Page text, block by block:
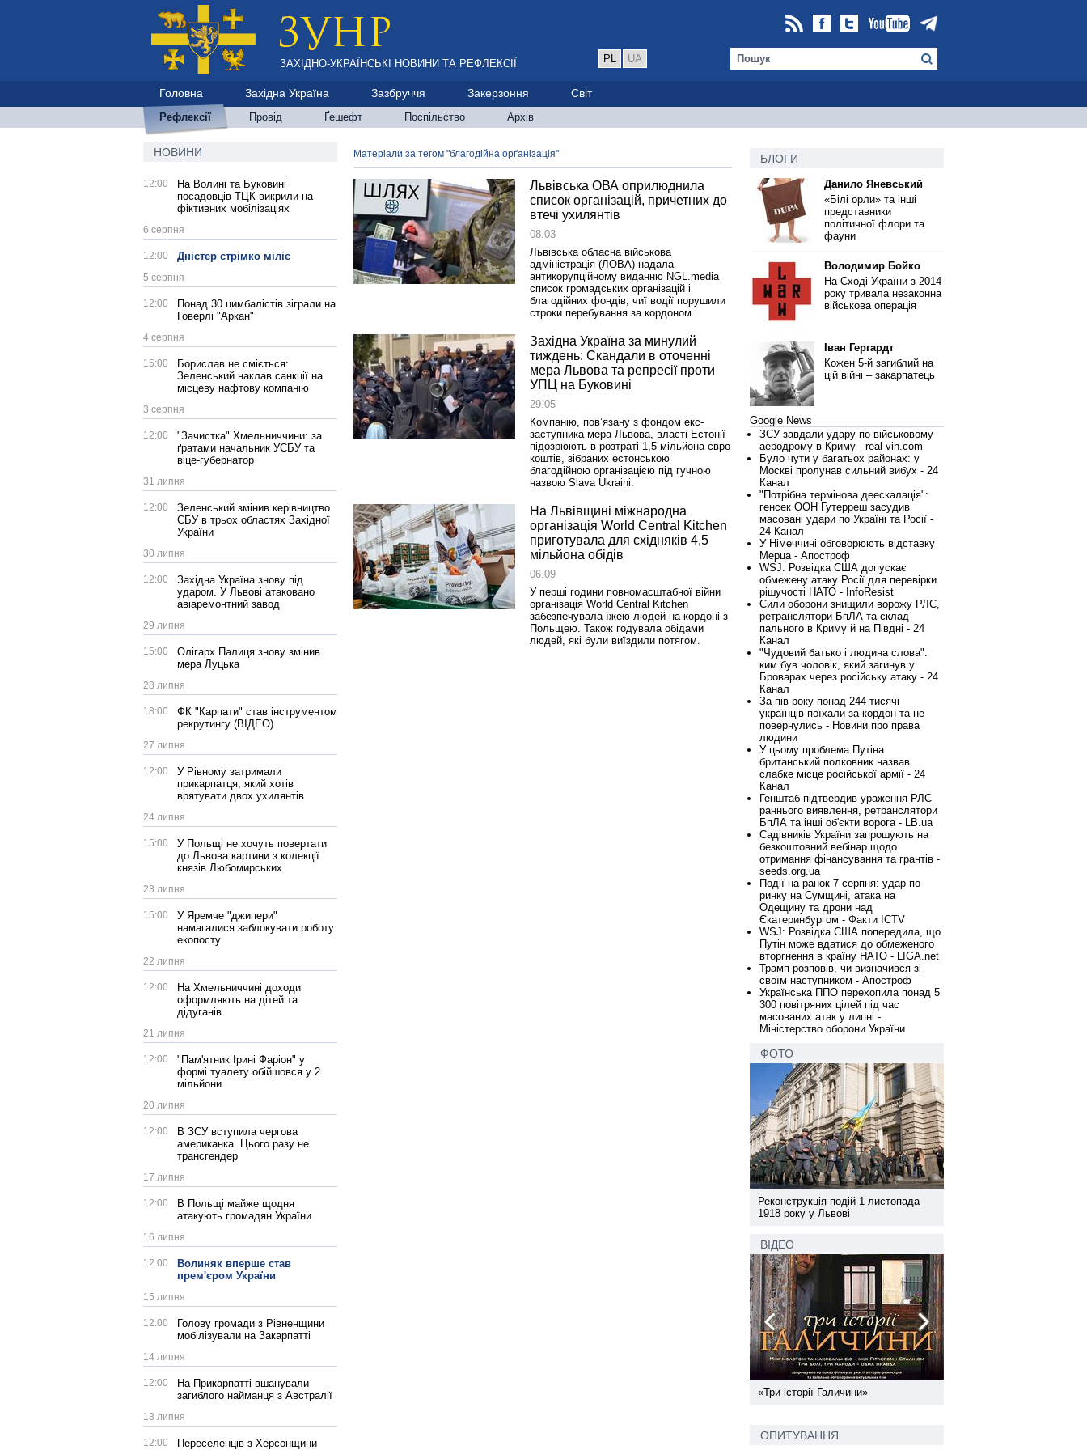
ЗАХІДНО-УКРАЇНСЬКІ НОВИНИ ТА РЕФЛЕКСІЇ PL UA
Головна Західна Україна Зазбруччя Закерзоння Світ
Рефлексії Провід Ґешефт Поспільство Архів
НОВИНИ
12:00
На Волині та Буковині
посадовців ТЦК викрили на
фіктивних мобілізаціях
6 серпня
12:00 Дністер стрімко міліє
5 серпня
12:00
Понад 30 цимбалістів зіграли на
Говерлі "Аркан"
4 серпня
15:00
Борислав не сміється:
Зеленський наклав санкції на
місцеву нафтову компанію
3 серпня
12:00
"Зачистка" Хмельниччини: за
ґратами начальник УСБУ та
віце-губернатор
31 липня
12:00
Зеленський змінив керівництво
СБУ в трьох областях Західної
України
30 липня
12:00
Західна Україна знову під
ударом. У Львові атаковано
авіаремонтний завод
29 липня
15:00
Олігарх Палиця знову змінив
мера Луцька
28 липня
18:00
ФК "Карпати" став інструментом
рекрутингу (ВІДЕО)
27 липня
12:00
У Рівному затримали
прикарпатця, який хотів
врятувати двох ухилянтів
24 липня
15:00
У Польщі не хочуть повертати
до Львова картини з колекції
князів Любомирських
23 липня
15:00
У Яремче "джипери"
намагалися заблокувати роботу
екопосту
22 липня
12:00
На Хмельниччині доходи
оформляють на дітей та
дідуганів
21 липня
12:00
"Пам'ятник Ірині Фаріон" у
формі туалету обійшовся у 2
мільйони
20 липня
12:00
В ЗСУ вступила чергова
американка. Цього разу не
трансгендер
17 липня
12:00
В Польщі майже щодня
атакують громадян України
16 липня
12:00
Волиняк вперше став
прем'єром України
15 липня
12:00
Голову громади з Рівненщини
мобілізували на Закарпатті
14 липня
12:00
На Прикарпатті вшанували
загиблого найманця з Австралії
13 липня
12:00
Переселенців з Херсонщини
Матеріали за тегом "благодійна орґанізація"
Львівська ОВА оприлюднила
список організацій, причетних до
втечі ухилянтів
08.03
Львівська обласна військова
адміністрація (ЛОВА) надала
антикорупційному виданню NGL.media
список громадських організацій і
благодійних фондів, чиї водії порушили
строки перебування за кордоном.
Західна Україна за минулий
тиждень: Скандали в оточенні
мера Львова та репресії проти
УПЦ на Буковині
29.05
Компанію, пов’язану з фондом екс-
заступника мера Львова, власті Естонії
підозрюють в розтраті 1,5 мільйона євро
коштів, зібраних естонською
благодійною організацією під гучною
назвою Slava Ukraini.
На Львівщині міжнародна
організація World Central Kitchen
приготувала для східняків 4,5
мільйона обідів
06.09
У перші години повномасштабної війни
організація World Central Kitchen
забезпечувала їжею людей на кордоні з
Польщею. Також годувала обідами
людей, які були виїздили потягом.
БЛОГИ
Данило Яневський
«Білі орли» та інші
представники
політичної флори та
фауни
Володимир Бойко
На Сході України з 2014
року тривала незаконна
військова операція
Іван Гергардт
Кожен 5-й загиблий на
цій війні – закарпатець
Google News
ЗСУ завдали удару по військовому
аеродрому в Криму - real-vin.com
Було чути у багатьох районах: у
Москві пролунав сильний вибух - 24
Канал
"Потрібна термінова деескалація":
генсек ООН Гутерреш засудив
масовані удари по Україні та Росії -
24 Канал
У Німеччині обговорюють відставку
Мерца - Апостроф
WSJ: Розвідка США допускає
обмежену атаку Росії для перевірки
рішучості НАТО - InfoResist
Сили оборони знищили ворожу РЛС,
ретранслятори БпЛА та склад
пального в Криму й на Півдні - 24
Канал
"Чудовий батько і людина слова":
ким був чоловік, який загинув у
Броварах через російську атаку - 24
Канал
За пів року понад 244 тисячі
українців поїхали за кордон та не
повернулись - Новини про права
людини
У цьому проблема Путіна:
британський полковник назвав
слабке місце російської армії - 24
Канал
Генштаб підтвердив ураження РЛС
раннього виявлення, ретранслятори
БпЛА та інші об'єкти ворога - LB.ua
Садівників України запрошують на
безкоштовний вебінар щодо
отримання фінансування та грантів -
seeds.org.ua
Події на ранок 7 серпня: удар по
ринку на Сумщині, атака на
Одещину та дрони над
Єкатеринбургом - Факти ICTV
WSJ: Розвідка США попередила, що
Путін може вдатися до обмеженого
вторгнення в країну НАТО - LIGA.net
Трамп розповів, чи визначився зі
своїм наступником - Апостроф
Українська ППО перехопила понад 5
300 повітряних цілей під час
масованих атак у липні -
Міністерство оборони України
ФОТО
Реконструкція подій 1 листопада
1918 року у Львові
ВІДЕО
«Три історії Галичини»
ОПИТУВАННЯ